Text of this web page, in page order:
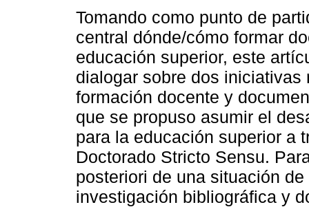
Tomando como punto de
central dónde/cómo formar
educación superior, este
dialogar sobre dos
formación docente y
que se propuso asumir el
para la educación superior a
Doctorado Stricto Sensu.
posteriori de una situación
investigación bibliográfica y